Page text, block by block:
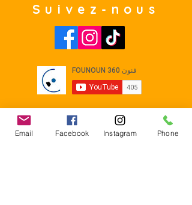
Suivez-nous
Email Facebook Instagram Phone